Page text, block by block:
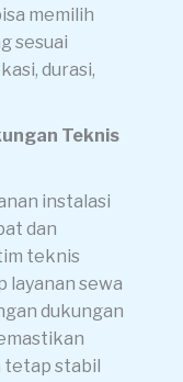
memilih
sesuai
durasi,
Teknis
instalasi
dan
teknis
layanan sewa
dukungan
stabil